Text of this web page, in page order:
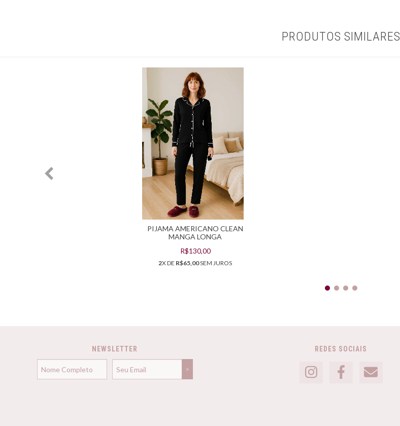
PRODUTOS SIMILARES
PIJAMA AMERICANO CLEAN
MANGA LONGA
R$130,00
2X DE R$65,00SEM JUROS
NEWSLETTER REDES SOCIAIS